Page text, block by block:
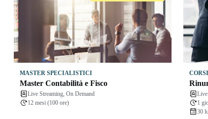
MASTER SPECIALISTICI
Master Contabilità e Fisco
Live Streaming, On Demand
12 mesi (100 ore)
1
30